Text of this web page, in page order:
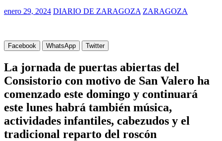
enero 29, 2024 DIARIO DE ZARAGOZA ZARAGOZA
Facebook WhatsApp Twitter
La jornada de puertas abiertas del
Consistorio con motivo de San Valero ha
comenzado este domingo y continuará
este lunes habrá también música,
actividades infantiles, cabezudos y el
tradicional reparto del roscón